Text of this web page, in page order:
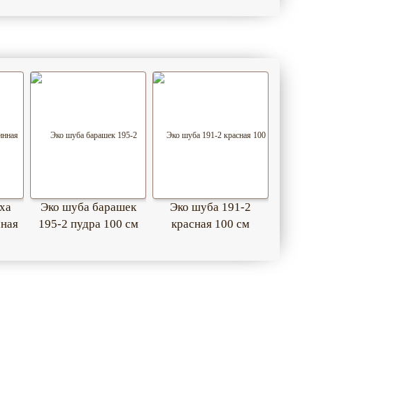
Эко шуба барашек
195-2 пудра 100 см
Эко шуба 191-2
красная 100 см